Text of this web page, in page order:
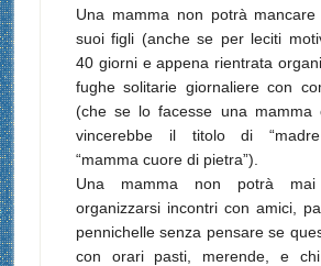
Una mamma non potrà
suoi figli (anche se per leciti
40 giorni e appena rientrata
fughe solitarie giornaliere con
(che se lo facesse una mamma
vincerebbe il titolo di “madre
“mamma cuore di pietra”).
Una mamma non potrà
organizzarsi incontri con amici,
pennichelle senza pensare se
con orari pasti, merende, e